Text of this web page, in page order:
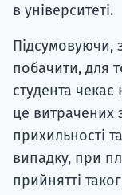
в університеті.
побачити, для
студента чекає
це витрачених
прихильності
випадку, при
прийнятті